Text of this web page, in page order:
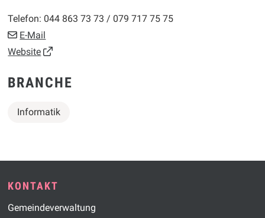
Telefon: 044 863 73 73 / 079 717 75 75
E-Mail
Website
BRANCHE
Informatik
Footer
KONTAKT
Gemeindeverwaltung